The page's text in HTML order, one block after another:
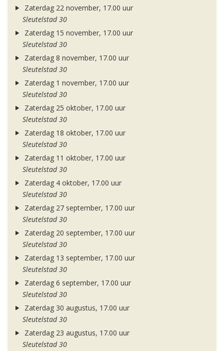
Zaterdag 22 november, 17.00 uur
Sleutelstad 30
Zaterdag 15 november, 17.00 uur
Sleutelstad 30
Zaterdag 8 november, 17.00 uur
Sleutelstad 30
Zaterdag 1 november, 17.00 uur
Sleutelstad 30
Zaterdag 25 oktober, 17.00 uur
Sleutelstad 30
Zaterdag 18 oktober, 17.00 uur
Sleutelstad 30
Zaterdag 11 oktober, 17.00 uur
Sleutelstad 30
Zaterdag 4 oktober, 17.00 uur
Sleutelstad 30
Zaterdag 27 september, 17.00 uur
Sleutelstad 30
Zaterdag 20 september, 17.00 uur
Sleutelstad 30
Zaterdag 13 september, 17.00 uur
Sleutelstad 30
Zaterdag 6 september, 17.00 uur
Sleutelstad 30
Zaterdag 30 augustus, 17.00 uur
Sleutelstad 30
Zaterdag 23 augustus, 17.00 uur
Sleutelstad 30